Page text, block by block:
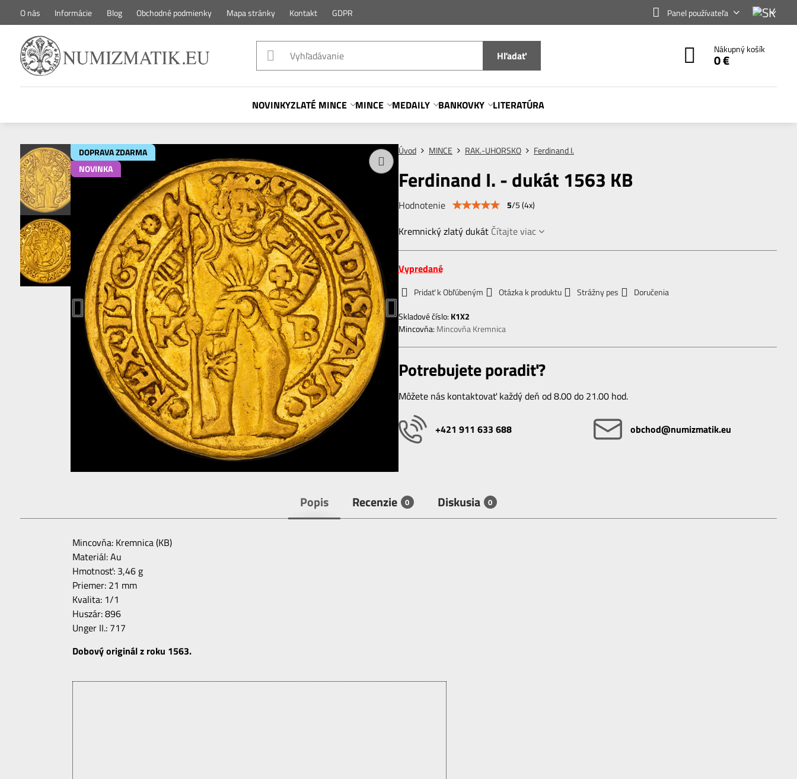
O nás Informácie Blog Obchodné podmienky Mapa stránky Kontakt GDPR Panel používateľa
Hľadať Nákupný košík
0 €
NOVINKYZLATÉ MINCE MINCE MEDAILY BANKOVKY LITERATÚRA
DOPRAVA ZDARMA
NOVINKA
Úvod MINCE RAK.-UHORSKO Ferdinand I.
Ferdinand I. - dukát 1563 KB
Hodnotenie 5/5(4x)
Kremnický zlatý dukát Čítajte viac
Vypredané
Pridať k Obľúbeným Otázka k produktu Strážny pes
Doručenia
Skladové číslo: K1X2
Mincovňa: Mincovňa Kremnica
Potrebujete poradiť?
Môžete nás kontaktovať každý deň od 8.00 do 21.00 hod.
+421 911 633 688 obchod​@numizmatik​.eu
Popis Recenzie 0 Diskusia 0
Mincovňa: Kremnica (KB)
Materiál: Au
Hmotnosť: 3,46 g
Priemer: 21 mm
Kvalita: 1/1
Huszár: 896
Unger II.: 717
Dobový originál z roku 1563.